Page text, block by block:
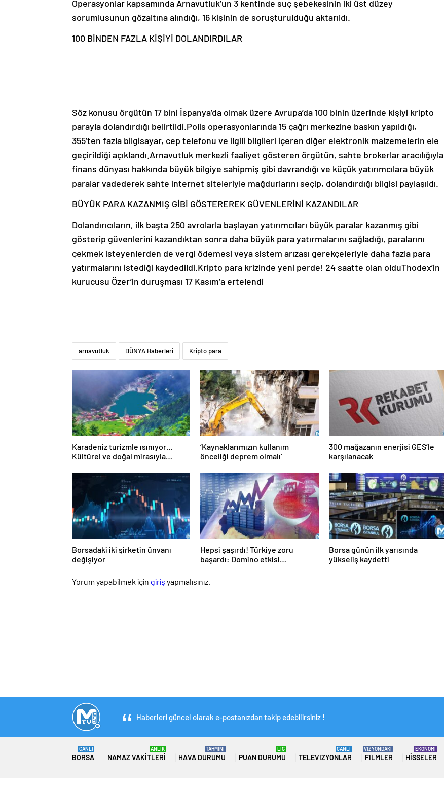
Operasyonlar kapsamında Arnavutluk’un 3 kentinde suç şebekesinin iki üst düzey
sorumlusunun gözaltına alındığı, 16 kişinin de soruşturulduğu aktarıldı.
100 BİNDEN FAZLA KİŞİYİ DOLANDIRDILAR
Söz konusu örgütün 17 bini İspanya’da olmak üzere Avrupa’da 100 binin üzerinde kişiyi kripto
parayla dolandırdığı belirtildi.Polis operasyonlarında 15 çağrı merkezine baskın yapıldığı,
355’ten fazla bilgisayar, cep telefonu ve ilgili bilgileri içeren diğer elektronik malzemelerin ele
geçirildiği açıklandı.Arnavutluk merkezli faaliyet gösteren örgütün, sahte brokerlar aracılığıyla
finans dünyası hakkında büyük bilgiye sahipmiş gibi davrandığı ve küçük yatırımcılara büyük
paralar vadederek sahte internet siteleriyle mağdurlarını seçip, dolandırdığı bilgisi paylaşıldı.
BÜYÜK PARA KAZANMIŞ GİBİ GÖSTEREREK GÜVENLERİNİ KAZANDILAR
Dolandırıcıların, ilk başta 250 avrolarla başlayan yatırımcıları büyük paralar kazanmış gibi
gösterip güvenlerini kazandıktan sonra daha büyük para yatırmalarını sağladığı, paralarını
çekmek isteyenlerden de vergi ödemesi veya sistem arızası gerekçeleriyle daha fazla para
yatırmalarını istediği kaydedildi.Kripto para krizinde yeni perde! 24 saatte olan olduThodex’in
kurucusu Özer’in duruşması 17 Kasım’a ertelendi
arnavutluk DÜNYA Haberleri Kripto para
Karadeniz turizmle ısınıyor…
Kültürel ve doğal mirasıyla
gözdesi konumunda
‘Kaynaklarımızın kullanım
önceliği deprem olmalı’
300 mağazanın enerjisi GES’le
karşılanacak
Borsadaki iki şirketin ünvanı
değişiyor
Hepsi şaşırdı! Türkiye zoru
başardı: Domino etkisi
Borsa günün ilk yarısında
yükseliş kaydetti
Yorum yapabilmek için giriş yapmalısınız.
Haberleri güncel olarak e-postanızdan takip edebilirsiniz !
BORSA
CANLI
NAMAZ VAKITLERI
ANLIK
HAVA DURUMU
TAHMİNİ
PUAN DURUMU
LİG
TELEVIZYONLAR
CANLI
FILMLER
VIZYONDAKI
HISSELER
EKONOMİ